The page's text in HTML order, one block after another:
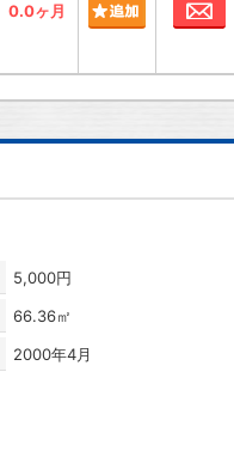
0.0ヶ月
5,000円
66.36㎡
2000年4月